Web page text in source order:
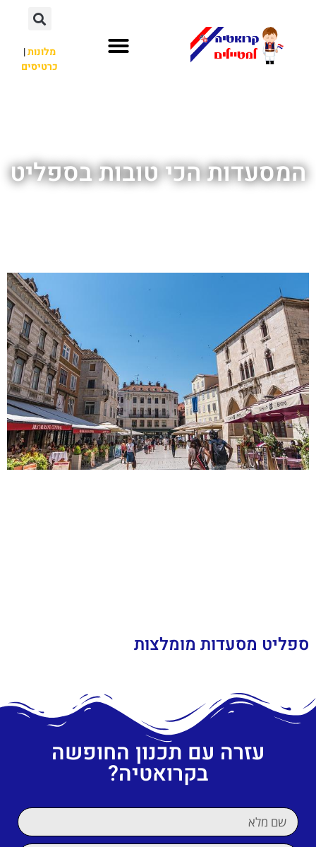
מלונות|
כרטיסים
המסעדות הכי טובות בספליט
ספליט מסעדות מומלצות
עזרה עם תכנון החופשה
בקרואטיה?